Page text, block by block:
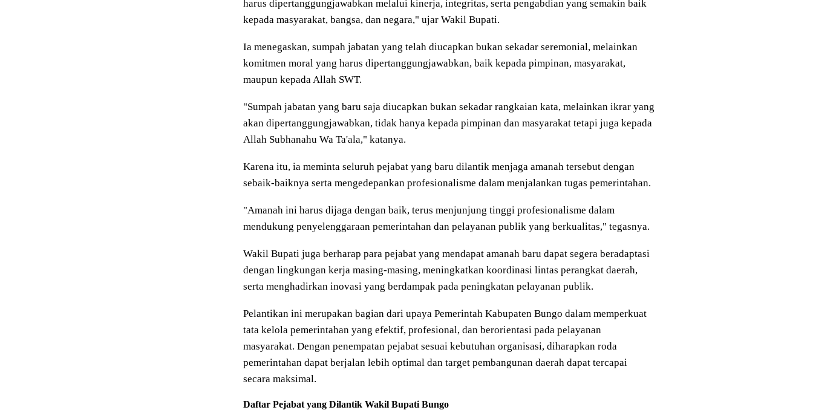
harus dipertanggungjawabkan melalui kinerja, integritas, serta pengabdian yang semakin baik
kepada masyarakat, bangsa, dan negara," ujar Wakil Bupati.
Ia menegaskan, sumpah jabatan yang telah diucapkan bukan sekadar seremonial, melainkan
komitmen moral yang harus dipertanggungjawabkan, baik kepada pimpinan, masyarakat,
maupun kepada Allah SWT.
"Sumpah jabatan yang baru saja diucapkan bukan sekadar rangkaian kata, melainkan ikrar yang
akan dipertanggungjawabkan, tidak hanya kepada pimpinan dan masyarakat tetapi juga kepada
Allah Subhanahu Wa Ta'ala," katanya.
Karena itu, ia meminta seluruh pejabat yang baru dilantik menjaga amanah tersebut dengan
sebaik-baiknya serta mengedepankan profesionalisme dalam menjalankan tugas pemerintahan.
"Amanah ini harus dijaga dengan baik, terus menjunjung tinggi profesionalisme dalam
mendukung penyelenggaraan pemerintahan dan pelayanan publik yang berkualitas," tegasnya.
Wakil Bupati juga berharap para pejabat yang mendapat amanah baru dapat segera beradaptasi
dengan lingkungan kerja masing-masing, meningkatkan koordinasi lintas perangkat daerah,
serta menghadirkan inovasi yang berdampak pada peningkatan pelayanan publik.
Pelantikan ini merupakan bagian dari upaya Pemerintah Kabupaten Bungo dalam memperkuat
tata kelola pemerintahan yang efektif, profesional, dan berorientasi pada pelayanan
masyarakat. Dengan penempatan pejabat sesuai kebutuhan organisasi, diharapkan roda
pemerintahan dapat berjalan lebih optimal dan target pembangunan daerah dapat tercapai
secara maksimal.
Daftar Pejabat yang Dilantik Wakil Bupati Bungo